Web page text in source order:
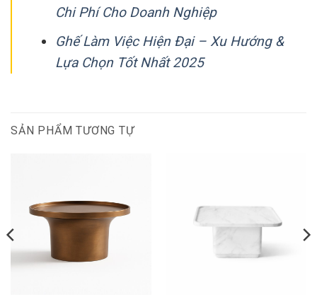
Chi Phí Cho Doanh Nghiệp
Ghế Làm Việc Hiện Đại – Xu Hướng &
Lựa Chọn Tốt Nhất 2025
SẢN PHẨM TƯƠNG TỰ